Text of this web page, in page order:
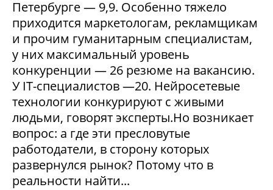
Петербурге — 9,9. Особенно тяжело
приходится маркетологам, рекламщикам
и прочим гуманитарным специалистам,
у них максимальный уровень
конкуренции — 26 резюме на вакансию.
У IT-специалистов —20. Нейросетевые
технологии конкурируют с живыми
людьми, говорят эксперты.Но возникает
вопрос: а где эти пресловутые
работодатели, в сторону которых
развернулся рынок? Потому что в
реальности найти...